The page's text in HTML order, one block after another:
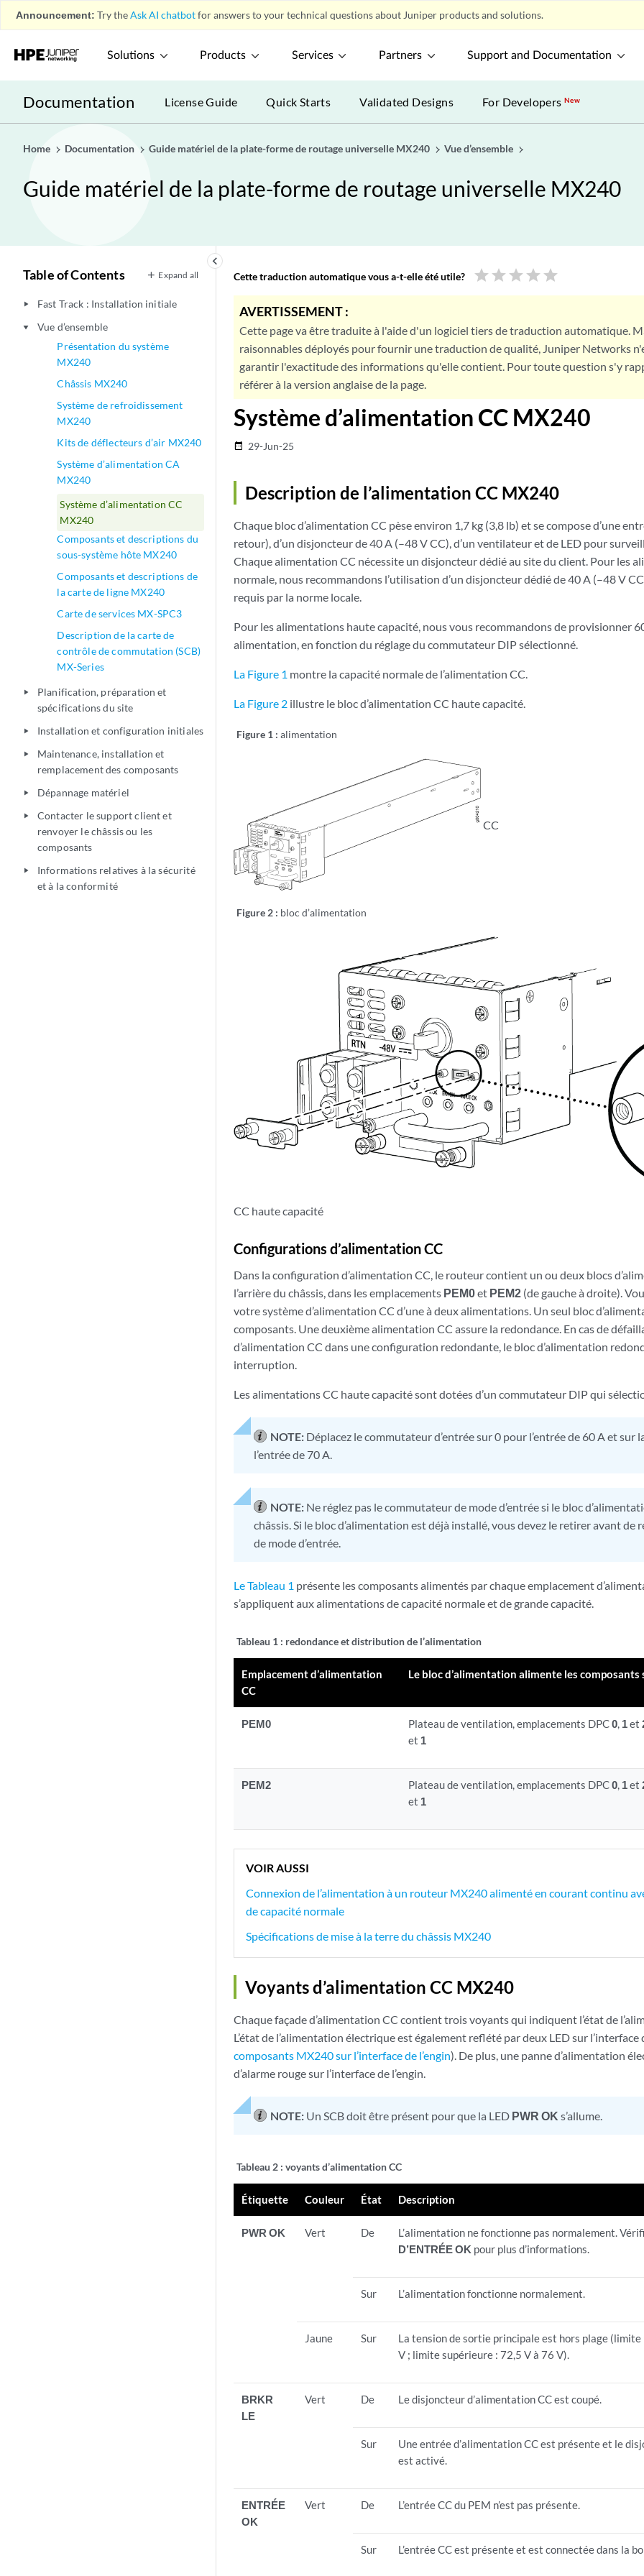
Announcement: Try theAsk AI chatbotfor answers to your technical questions about Juniper products and solutions.
Solutions Products Services Partners Support and Documentation
Documentation License Guide Quick Starts Validated Designs For DevelopersNew
Home Documentation Guide matériel de la plate-forme de routage universelle MX240 Vue d’ensemble
Guide matériel de la plate-forme de routage universelle MX240
keyboard_arrow_left
Table of Contents Expand all
play_arrow Fast Track : Installation initiale
play_arrow
Vue d’ensemble
Présentation du système
MX240
Châssis MX240
Système de refroidissement
MX240
Kits de déflecteurs d’air MX240
Système d’alimentation CA
MX240
Système d’alimentation CC
MX240
Composants et descriptions du
sous-système hôte MX240
Composants et descriptions de
la carte de ligne MX240
Carte de services MX-SPC3
Description de la carte de
contrôle de commutation (SCB)
MX-Series
play_arrow
Planification, préparation et
spécifications du site
play_arrow Installation et configuration initiales
play_arrow
Maintenance, installation et
remplacement des composants
play_arrow Dépannage matériel
play_arrow
Contacter le support client et
renvoyer le châssis ou les
composants
play_arrow
Informations relatives à la sécurité
et à la conformité
Cette traduction automatique vous a-t-elle été utile? star star star star star
AVERTISSEMENT :
Cette page va être traduite à l'aide d'un logiciel tiers de traduction automatique.
raisonnables déployés pour fournir une traduction de qualité, Juniper Networks
garantir l'exactitude des informations qu'elle contient. Pour toute question s'y
référer à la version anglaise de la page.
Système d’alimentation CC MX240
date_range 29-Jun-25
Description de l’alimentation CC MX240
Chaque bloc d’alimentation CC pèse environ 1,7 kg (3,8 lb) et se compose d’une
retour), d’un disjoncteur de 40 A (–48 V CC), d’un ventilateur et de LED pour
Chaque alimentation CC nécessite un disjoncteur dédié au site du client. Pour les
normale, nous recommandons l’utilisation d’un disjoncteur dédié de 40 A (–48 V
requis par la norme locale.
Pour les alimentations haute capacité, nous vous recommandons de provisionner
alimentation, en fonction du réglage du commutateur DIP sélectionné.
La Figure 1 montre la capacité normale de l’alimentation CC.
La Figure 2 illustre le bloc d’alimentation CC haute capacité.
Figure 1 : alimentation
CC
Figure 2 : bloc d’alimentation
CC haute capacité
Configurations d’alimentation CC
Dans la configuration d’alimentation CC, le routeur contient un ou deux blocs
l’arrière du châssis, dans les emplacements PEM0et PEM2 (de gauche à droite).
votre système d’alimentation CC d’une à deux alimentations. Un seul bloc
composants. Une deuxième alimentation CC assure la redondance. En cas de
d’alimentation CC dans une configuration redondante, le bloc d’alimentation
interruption.
Les alimentations CC haute capacité sont dotées d’un commutateur DIP qui
NOTE: Déplacez le commutateur d’entrée sur 0 pour l’entrée de 60 A et sur
l’entrée de 70 A.
NOTE: Ne réglez pas le commutateur de mode d’entrée si le bloc
châssis. Si le bloc d’alimentation est déjà installé, vous devez le retirer avant de
de mode d’entrée.
Le Tableau 1 présente les composants alimentés par chaque emplacement
s’appliquent aux alimentations de capacité normale et de grande capacité.
Tableau 1 : redondance et distribution de l’alimentation
Emplacement d’alimentation
CC
Le bloc d’alimentation alimente les composants
PEM0 Plateau de ventilation, emplacements DPC0, 1et
et 1
PEM2 Plateau de ventilation, emplacements DPC0, 1et
et 1
VOIR AUSSI
Connexion de l’alimentation à un routeur MX240 alimenté en courant continu
de capacité normale
Spécifications de mise à la terre du châssis MX240
Voyants d’alimentation CC MX240
Chaque façade d’alimentation CC contient trois voyants qui indiquent l’état de
L’état de l’alimentation électrique est également reflété par deux LED sur l’interface
composants MX240 sur l’interface de l’engin). De plus, une panne d’alimentation
d’alarme rouge sur l’interface de l’engin.
NOTE: Un SCB doit être présent pour que la LED PWR OK s’allume.
Tableau 2 : voyants d’alimentation CC
Étiquette Couleur État Description
PWR OK Vert De L’alimentation ne fonctionne pas normalement.
D’ENTRÉE OK pour plus d’informations.
Sur L’alimentation fonctionne normalement.
Jaune Sur
La tension de sortie principale est hors plage
V ; limite supérieure : 72,5 V à 76 V).
BRKR
LE
Vert De Le disjoncteur d’alimentation CC est coupé.
Sur
Une entrée d’alimentation CC est présente et le
est activé.
ENTRÉE
OK
Vert De L’entrée CC du PEM n’est pas présente.
Sur L’entrée CC est présente et est connectée dans la